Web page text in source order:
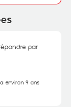
par
environ 9 ans